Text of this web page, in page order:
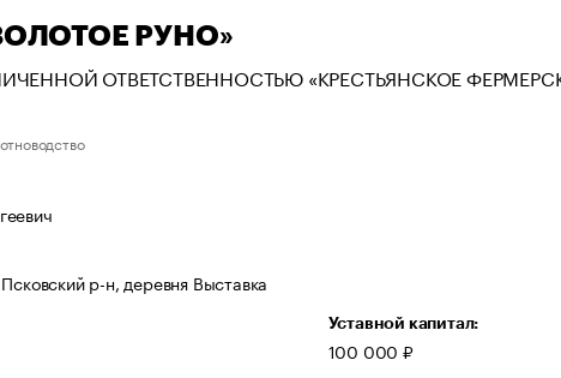
РУНО»
ОТВЕТСТВЕННОСТЬЮ «КРЕСТЬЯНСКОЕ
р-н, деревня Выставка
Уставной капитал:
100 000 ₽